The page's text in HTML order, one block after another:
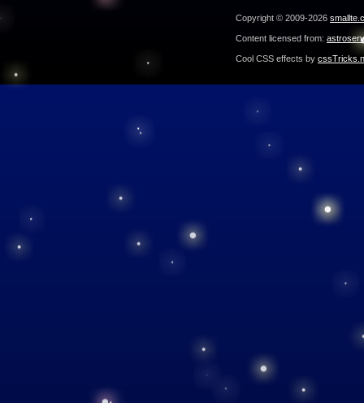
Copyright © 2009-2026
Content licensed from:
Cool CSS effects by